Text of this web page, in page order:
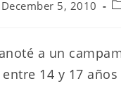
December 5, 2010
a un
14 y 17